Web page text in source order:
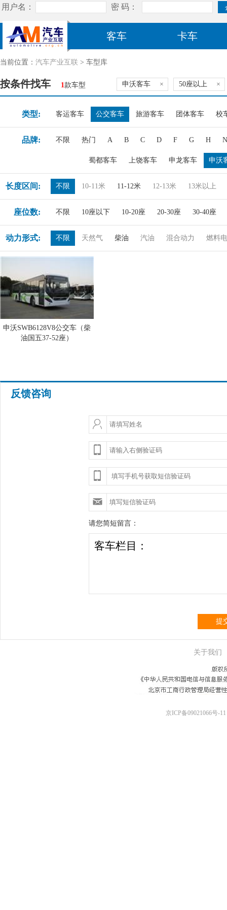
客车 卡车
当前位置： 汽车产业互联 > 车型库
按条件找车 1款车型 申沃客车 × 50座以上 ×
类型: 客运客车 公交客车 旅游客车 团体客车 校
品牌: 不限 热门 A B C D F G H N
蜀都客车 上饶客车 申龙客车 申沃
长度区间: 不限 10-11米 11-12米 12-13米 13米以上
座位数: 不限 10座以下 10-20座 20-30座 30-40座
动力形式: 不限 天然气 柴油 汽油 混合动力 燃料
申沃SWB6128V8公交车（柴
油国五37-52座）
反馈咨询
请您简短留言：
提
关于我们
京ICP备09021066号-11